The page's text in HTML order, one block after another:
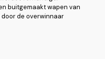
buitgemaakt wapen van
de overwinnaar